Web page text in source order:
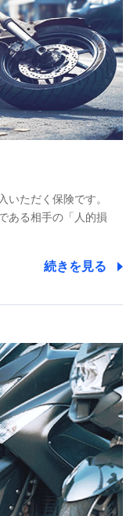
社
会社
社
式会社
個人情報
当社と取引のあるも
会社の保険その他に
を勧奨するため、ま
たそれらに付帯、関
あり、取得した個人
個人情報
務を行うため
情報
るもしくは委託を受
他に関する情報を提
め
務を行うため
いただく保険です。
ある相手の「人的損
続きを見る